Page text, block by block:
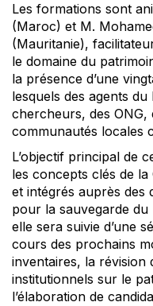
Les formations sont
(Maroc) et M.
(Mauritanie),
le domaine du
la présence d’une
lesquels des agents
chercheurs, des ONG,
communautés locales
L’objectif principal de
les concepts clés de
et intégrés auprès des
pour la sauvegarde du
elle sera suivie d’une
cours des prochains
inventaires, la révision
institutionnels sur le
l’élaboration de